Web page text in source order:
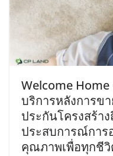
Welcome Home
บริการหลังการข
ประกันโครงสร้า
ประสบการณ์การ
คุณภาพเพื่อทุกชี